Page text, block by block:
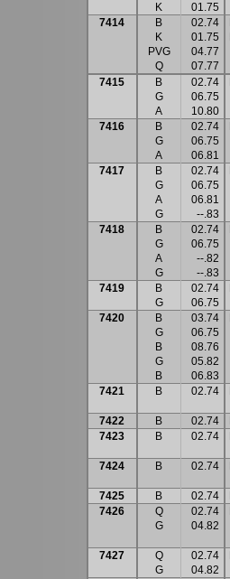
K
01.75
7414
B
K
PVG
Q
02.74
01.75
04.77
07.77
7415
B
G
A
02.74
06.75
10.80
7416
B
G
A
02.74
06.75
06.81
7417
B
G
A
G
02.74
06.75
06.81
--.83
7418
B
G
A
G
02.74
06.75
--.82
--.83
7419
B
G
02.74
06.75
7420
B
G
B
G
B
03.74
06.75
08.76
05.82
06.83
7421 B 02.74
7422 B 02.74
7423
B 02.74
7424 B 02.74
7425 B 02.74
7426
Q
G
02.74
04.82
7427
Q
G
02.74
04.82